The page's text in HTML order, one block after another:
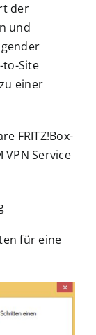
der
und
to-Site
einer
FRITZ!Box-
VPN Service
für eine